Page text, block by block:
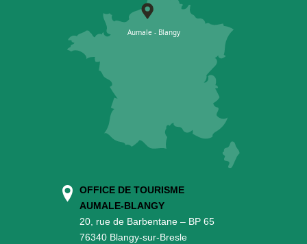
OFFICE DE TOURISME
AUMALE-BLANGY
20, rue de Barbentane – BP 65
76340 Blangy-sur-Bresle